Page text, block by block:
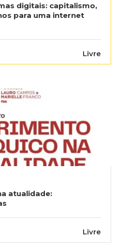
digitais: capitalismo,
para uma internet
Livre
atualidade:
Livre